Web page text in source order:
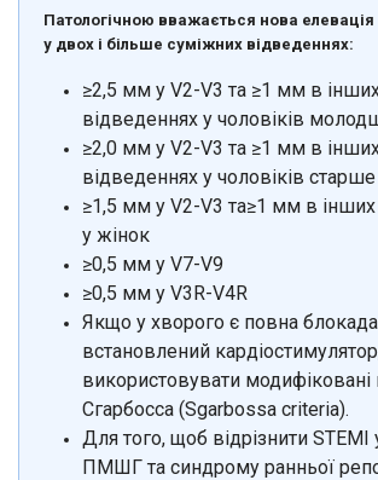
Патологічною вважається нова елевація
у двох і більше суміжних відведеннях:
≥2,5 мм у V2-V3 та ≥1 мм в
відведеннях у чоловіків
≥2,0 мм у V2-V3 та ≥1 мм в
відведеннях у чоловіків
≥1,5 мм у V2-V3 та≥1 мм в
у жінок
≥0,5 мм у V7-V9
≥0,5 мм у V3R-V4R
Якщо у хворого є повна
встановлений
використовувати модифіковані
Сгарбосса (Sgarbossa criteria).
Для того, щоб відрізнити STEMI
ПМШГ та синдрому ранньої